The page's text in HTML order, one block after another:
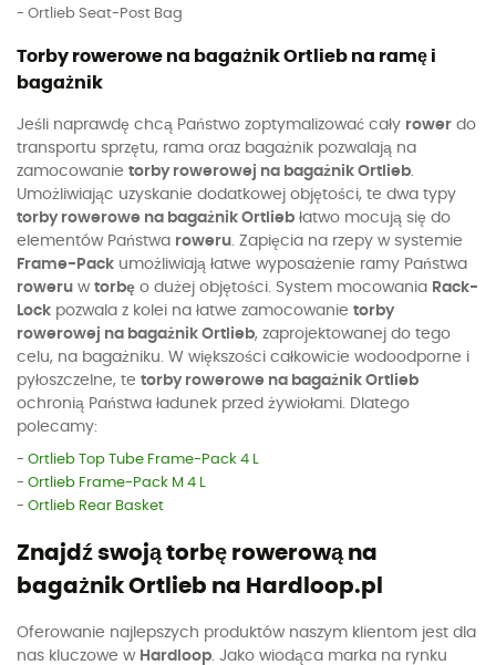
- Ortlieb Seat-Post Bag
Torby rowerowe na bagażnik Ortlieb na ramę i
bagażnik
Jeśli naprawdę chcą Państwo zoptymalizować cały rower do
transportu sprzętu, rama oraz bagażnik pozwalają na
zamocowanie torby rowerowej na bagażnik Ortlieb.
Umożliwiając uzyskanie dodatkowej objętości, te dwa typy
torby rowerowe na bagażnik Ortlieb łatwo mocują się do
elementów Państwa roweru. Zapięcia na rzepy w systemie
Frame-Pack umożliwiają łatwe wyposażenie ramy Państwa
roweru w torbę o dużej objętości. System mocowania Rack-
Lock pozwala z kolei na łatwe zamocowanie torby
rowerowej na bagażnik Ortlieb, zaprojektowanej do tego
celu, na bagażniku. W większości całkowicie wodoodporne i
pyłoszczelne, te torby rowerowe na bagażnik Ortlieb
ochronią Państwa ładunek przed żywiołami. Dlatego
polecamy:
- Ortlieb Top Tube Frame-Pack 4 L
- Ortlieb Frame-Pack M 4 L
- Ortlieb Rear Basket
Znajdź swoją torbę rowerową na
bagażnik Ortlieb na Hardloop.pl
Oferowanie najlepszych produktów naszym klientom jest dla
nas kluczowe w Hardloop . Jako wiodąca marka na rynku